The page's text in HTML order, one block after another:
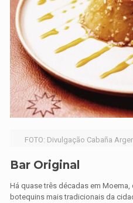
FOTO: Divulgação Cabaña
Bar Original
Há quase três décadas em
botequins mais tradicionais da